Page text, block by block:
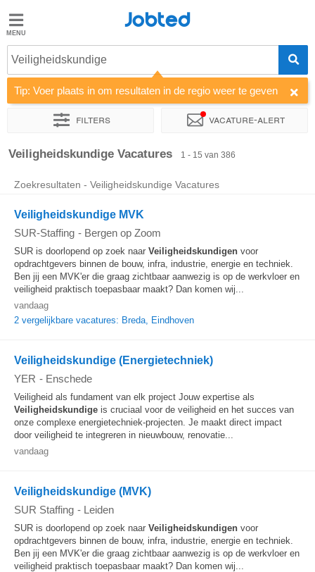
Jobted
Vacatures
Salarissen
Jobted
Veiligheidskundige
Tip: Voer plaats in om resultaten in de regio weer te geven
Filters Vacature-alert
Sorteer op Bedrijf Uitzendbureau Soort dienstverband
Veiligheidskundige Vacatures 1 - 15 van 386
Zoekresultaten - Veiligheidskundige Vacatures
Veiligheidskundige MVK
SUR-Staffing - Bergen op Zoom
SUR is doorlopend op zoek naar Veiligheidskundigen voor
opdrachtgevers binnen de bouw, infra, industrie, energie en techniek.
Ben jij een MVK'er die graag zichtbaar aanwezig is op de werkvloer en
veiligheid praktisch toepasbaar maakt? Dan komen wij...
vandaag
2 vergelijkbare vacatures: Breda, Eindhoven
Veiligheidskundige (Energietechniek)
YER - Enschede
Veiligheid als fundament van elk project Jouw expertise als
Veiligheidskundige is cruciaal voor de veiligheid en het succes van
onze complexe energietechniek-projecten. Je maakt direct impact
door veiligheid te integreren in nieuwbouw, renovatie...
vandaag
Veiligheidskundige (MVK)
SUR Staffing - Leiden
SUR is doorlopend op zoek naar Veiligheidskundigen voor
opdrachtgevers binnen de bouw, infra, industrie, energie en techniek.
Ben jij een MVK'er die graag zichtbaar aanwezig is op de werkvloer en
veiligheid praktisch toepasbaar maakt? Dan komen wij...